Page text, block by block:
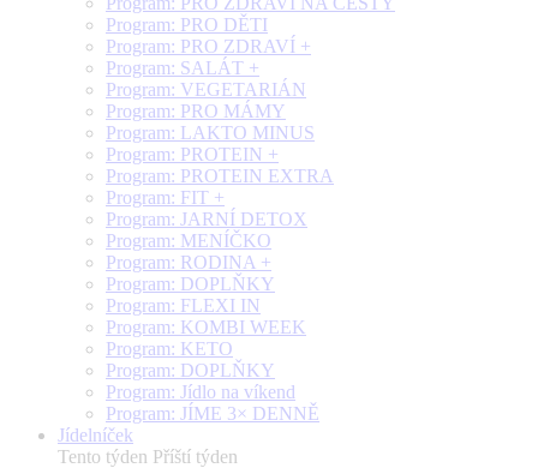
Program: PRO DĚTI
Program: PRO ZDRAVÍ +
Program: SALÁT +
Program: VEGETARIÁN
Program: PRO MÁMY
Program: LAKTO MINUS
Program: PROTEIN +
Program: PROTEIN EXTRA
Program: FIT +
Program: JARNÍ DETOX
Program: MENÍČKO
Program: RODINA +
Program: DOPLŇKY
Program: FLEXI IN
Program: KOMBI WEEK
Program: KETO
Program: DOPLŇKY
Program: Jídlo na víkend
Program: JÍME 3× DENNĚ
Jídelníček
Tento týden Příští týden